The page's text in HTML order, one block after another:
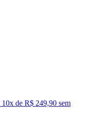
10x de R$ 249,90 sem